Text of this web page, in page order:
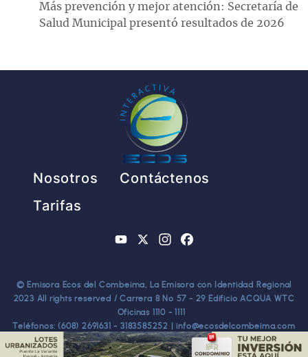
Más prevención y mejor atención: Secretaría de
Salud Municipal presentó resultados de 2026
Pie de página
Nosotros
Contáctenos
Tarifas
YouTube
X Instagram
© Emisora Ecos del Combeima, La Emisora con Identidad Regional
2023 All rights reserved / Carrera 8 No 57 - 29 Edificio ACQUA WTC
Oficinas 1110 - 1111
Teléfonos: (608) 2691631 - 3183585252 | info@ecosdelcombeima.com
Ibagué - Tolima. TODOS LOS DERECHOS RESERVADOS